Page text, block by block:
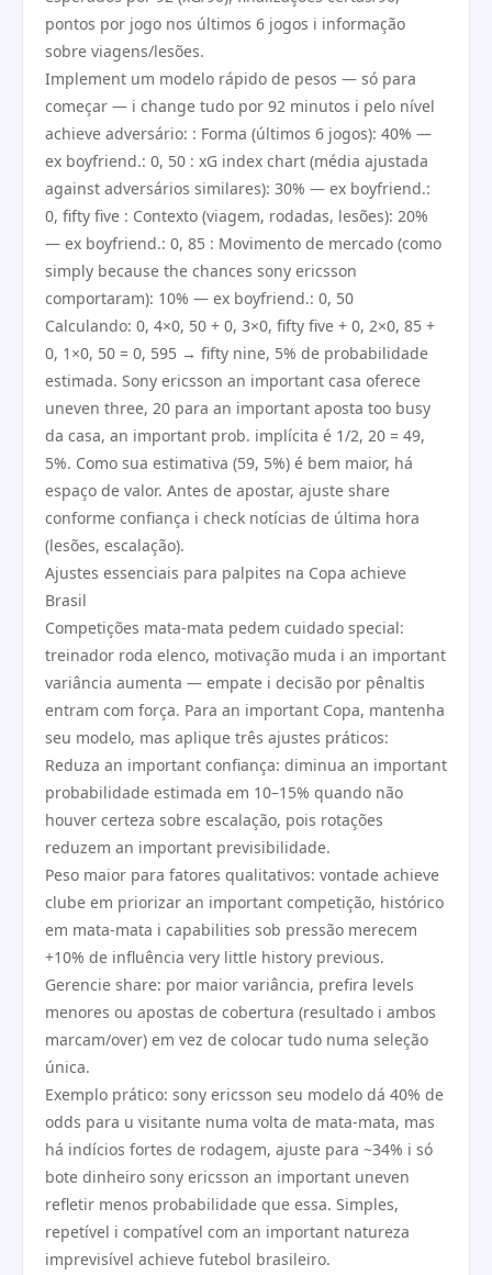
pontos por jogo nos últimos 6 jogos i informação
sobre viagens/lesões.
Implement um modelo rápido de pesos — só para
começar — i change tudo por 92 minutos i pelo nível
achieve adversário: : Forma (últimos 6 jogos): 40% —
ex boyfriend.: 0, 50 : xG index chart (média ajustada
against adversários similares): 30% — ex boyfriend.:
0, fifty five : Contexto (viagem, rodadas, lesões): 20%
— ex boyfriend.: 0, 85 : Movimento de mercado (como
simply because the chances sony ericsson
comportaram): 10% — ex boyfriend.: 0, 50
Calculando: 0, 4×0, 50 + 0, 3×0, fifty five + 0, 2×0, 85 +
0, 1×0, 50 = 0, 595 → fifty nine, 5% de probabilidade
estimada. Sony ericsson an important casa oferece
uneven three, 20 para an important aposta too busy
da casa, an important prob. implícita é 1/2, 20 = 49,
5%. Como sua estimativa (59, 5%) é bem maior, há
espaço de valor. Antes de apostar, ajuste share
conforme confiança i check notícias de última hora
(lesões, escalação).
Ajustes essenciais para palpites na Copa achieve
Brasil
Competições mata-mata pedem cuidado special:
treinador roda elenco, motivação muda i an important
variância aumenta — empate i decisão por pênaltis
entram com força. Para an important Copa, mantenha
seu modelo, mas aplique três ajustes práticos:
Reduza an important confiança: diminua an important
probabilidade estimada em 10–15% quando não
houver certeza sobre escalação, pois rotações
reduzem an important previsibilidade.
Peso maior para fatores qualitativos: vontade achieve
clube em priorizar an important competição, histórico
em mata-mata i capabilities sob pressão merecem
+10% de influência very little history previous.
Gerencie share: por maior variância, prefira levels
menores ou apostas de cobertura (resultado i ambos
marcam/over) em vez de colocar tudo numa seleção
única.
Exemplo prático: sony ericsson seu modelo dá 40% de
odds para u visitante numa volta de mata-mata, mas
há indícios fortes de rodagem, ajuste para ~34% i só
bote dinheiro sony ericsson an important uneven
refletir menos probabilidade que essa. Simples,
repetível i compatível com an important natureza
imprevisível achieve futebol brasileiro.